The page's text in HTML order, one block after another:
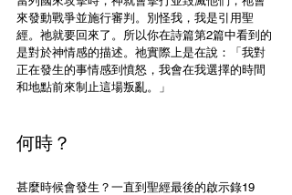
來發動戰爭並施行審判。別怪我，我是引用聖
經。祂就要回來了。所以你在詩篇第2篇中看到的
是對於神情感的描述。祂實際上是在說：「我對
正在發生的事情感到憤怒，我會在我選擇的時間
和地點前來制止這場叛亂。」
何時？
甚麼時候會發生？一直到聖經最後的啟示錄19